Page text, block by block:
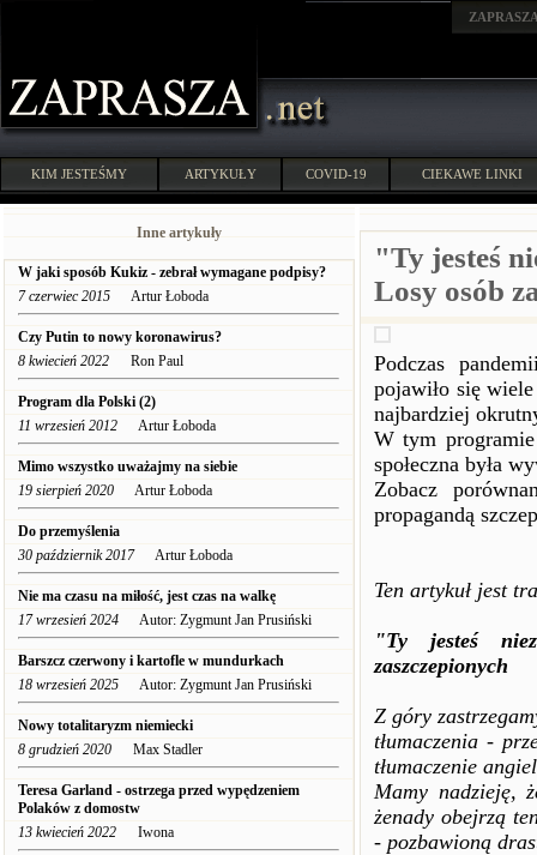
KIM JESTEŚMY ARTYKUŁY COVID-19 CIEKAWE LINKI
Inne artykuły
W jaki sposób Kukiz - zebrał wymagane podpisy?
7 czerwiec 2015 Artur Łoboda
Czy Putin to nowy koronawirus?
8 kwiecień 2022 Ron Paul
Program dla Polski (2)
11 wrzesień 2012 Artur Łoboda
Mimo wszystko uważajmy na siebie
19 sierpień 2020 Artur Łoboda
Do przemyślenia
30 październik 2017Artur Łoboda
Nie ma czasu na miłość, jest czas na walkę
17 wrzesień 2024 Autor: Zygmunt Jan Prusiński
Barszcz czerwony i kartofle w mundurkach
18 wrzesień 2025 Autor: Zygmunt Jan Prusiński
Nowy totalitaryzm niemiecki
8 grudzień 2020 Max Stadler
Teresa Garland - ostrzega przed wypędzeniem
Polaków z domostw
13 kwiecień 2022 Iwona
"Ty jesteś
Losy osób
Podczas
pojawiło się
najbardziej
W tym
społeczna była
Zobacz
propagandą
Ten artykuł jest
"Ty jesteś
zaszczepionych
Z góry
tłumaczenia -
tłumaczenie
Mamy nadzieję,
żenady obejrzą
- pozbawioną